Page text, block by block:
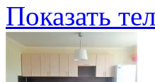
Показать